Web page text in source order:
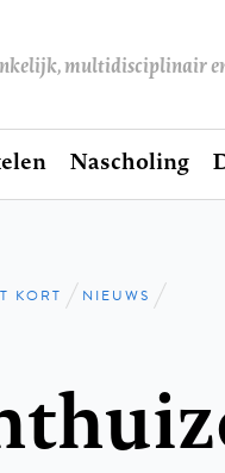
multidisciplinair
Nascholing
KORT NIEUWS